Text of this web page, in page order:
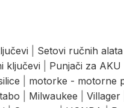
Setovi ručnih alata
ključevi Punjači za AKU
motorke - motorne
Milwaukee Villager